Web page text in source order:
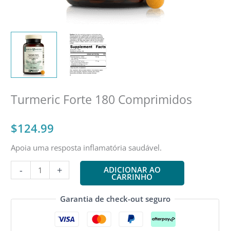
Turmeric Forte 180 Comprimidos
$124.99
Apoia uma resposta inflamatória saudável.
-
Quantidade
de
Forte
+ ADICIONAR AO
CARRINHO
Garantia de check-out seguro